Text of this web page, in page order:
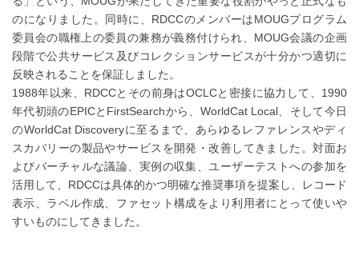
のになりました。同時に、RDCCのメンバーはMOUGプログラム
委員会の職権上の委員の兼務が義務付けられ、MOUG会議の企画
段階で公共サービス及びコレクションサービスが十分かつ適切に
反映されることを保証しました。
1988年以来、RDCCとその前身はOCLCと密接に協力して、1990
年代初頭のEPICとFirstSearchから、WorldCat Local、そして今日
のWorldCat Discoveryに至るまで、あらゆるレファレンスやディ
スカバリーの製品やサービスを開発・改善してきました。対面お
よびバーチャルな議論、実例の収集、ユーザーテストへの参加を
活用して、RDCCは具体的かつ明確な推奨事項を提案し、レコード
表示、ラベル作成、ファセット構成をより利用者にとって使いや
すいものにしてきました。